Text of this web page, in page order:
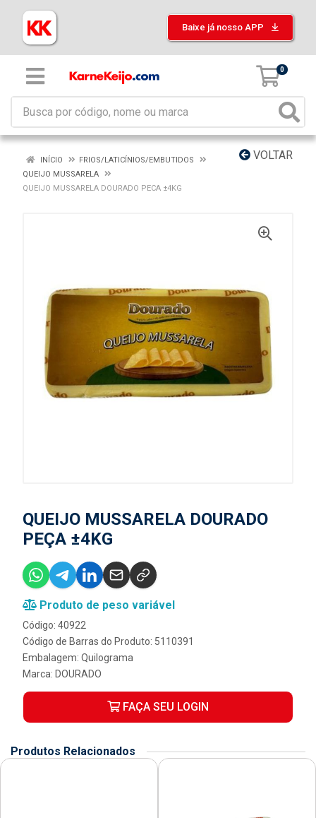
Baixe já nosso APP
0
VOLTAR
INÍCIO
FRIOS/LATICÍNIOS/EMBUTIDOS
QUEIJO MUSSARELA
QUEIJO MUSSARELA DOURADO PECA ±4KG
QUEIJO MUSSARELA DOURADO
PEÇA ±4KG
Produto de peso variável
Código: 40922
Código de Barras do Produto: 5110391
Embalagem: Quilograma
Marca: DOURADO
FAÇA SEU LOGIN
Produtos Relacionados